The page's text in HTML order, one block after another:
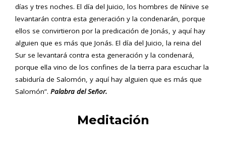
días y tres noches. El día del Juicio, los hombres de Nínive se
levantarán contra esta generación y la condenarán, porque
ellos se convirtieron por la predicación de Jonás, y aquí hay
alguien que es más que Jonás. El día del Juicio, la reina del
Sur se levantará contra esta generación y la condenará,
porque ella vino de los confines de la tierra para escuchar la
sabiduría de Salomón, y aquí hay alguien que es más que
Salomón”. Palabra del Señor.
Meditación